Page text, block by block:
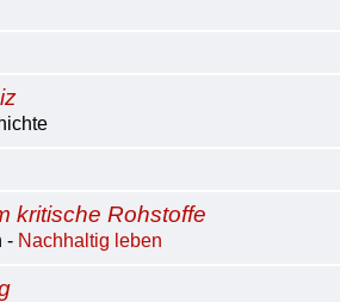
kritische Rohstoffe
- Nachhaltig leben